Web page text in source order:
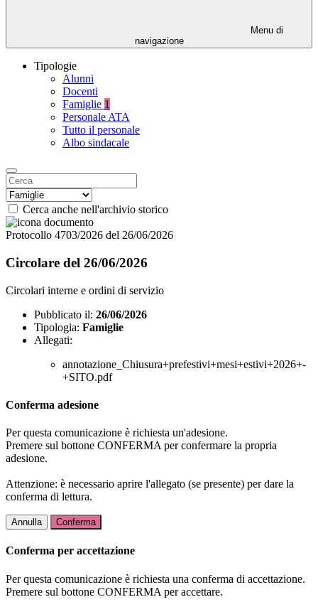
Menu di
navigazione
Tipologie
Alunni
Docenti
Famiglie 1
Personale ATA
Tutto il personale
Albo sindacale
Cerca anche nell'archivio storico
Protocollo 4703/2026 del 26/06/2026
Circolare del 26/06/2026
Circolari interne e ordini di servizio
Pubblicato il: 26/06/2026
Tipologia: Famiglie
Allegati:
annotazione_Chiusura+prefestivi+mesi+estivi+2026+-
+SITO.pdf
Conferma adesione
Per questa comunicazione è richiesta un'adesione.
Premere sul bottone CONFERMA per confermare la propria
adesione.
Attenzione: è necessario aprire l'allegato (se presente) per dare la
conferma di lettura.
Annulla Conferma
Conferma per accettazione
Per questa comunicazione è richiesta una conferma di accettazione.
Premere sul bottone CONFERMA per accettare.